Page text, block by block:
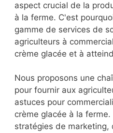
aspect crucial de la
à la ferme. C'est
gamme de services de
agriculteurs à
crème glacée et à
Nous proposons une
pour fournir aux
astuces pour
crème glacée à la
stratégies de marketing,